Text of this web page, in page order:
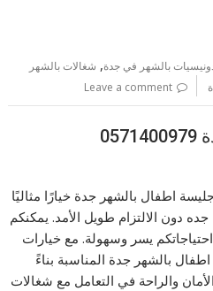
بالشهر في جدة, شغالات بالشهر
Leave a comment
اطفال بالشهر جدة خيارًا مثاليًا
دون الالتزام طويل الأمد. يمكنكم
يسر وسهولة. مع خيارات
بالشهر جدة المناسبة بناءً
والراحة في التعامل مع شغالات